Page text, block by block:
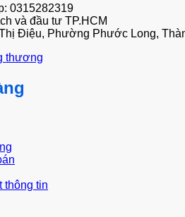
0315282319
và đầu tư TP.HCM
Điệu, Phường Phước Long,
thông tin